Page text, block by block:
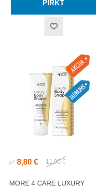
✅ 8,80 € 11,00 €
MORE 4 CARE LUXURY